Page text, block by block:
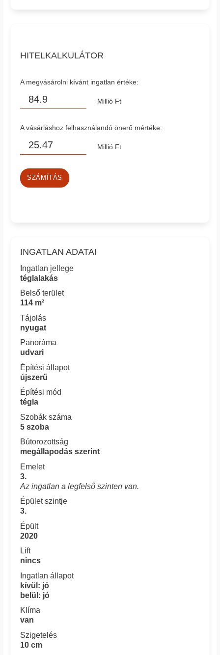
HITELKALKULÁTOR
A megvásárolni kívánt ingatlan értéke:
Millió Ft
A vásárláshoz felhasználandó önerő mértéke:
Millió Ft
SZÁMÍTÁS
INGATLAN ADATAI
Ingatlan jellege
téglalakás
Belső terület
114 m²
Tájolás
nyugat
Panoráma
udvari
Építési állapot
újszerű
Építési mód
tégla
Szobák száma
5 szoba
Bútorozottság
megállapodás szerint
Emelet
3.
Az ingatlan a legfelső szinten van.
Épület szintje
3.
Épült
2020
Lift
nincs
Ingatlan állapot
kívül: jó
belül: jó
Klíma
van
Szigetelés
10 cm